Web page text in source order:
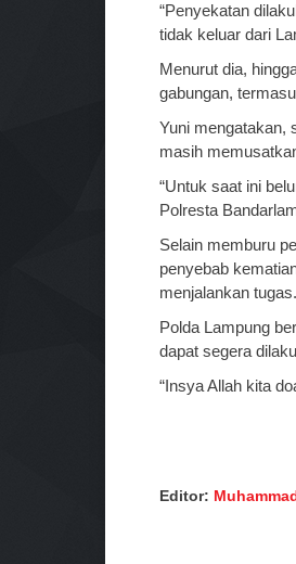
“Penyekatan
tidak keluar dari
Menurut dia,
gabungan,
Yuni mengatakan,
masih
“Untuk saat ini
Polresta
Selain memburu
penyebab
menjalankan tugas.
Polda Lampung
dapat segera
“Insya Allah kita
Editor: